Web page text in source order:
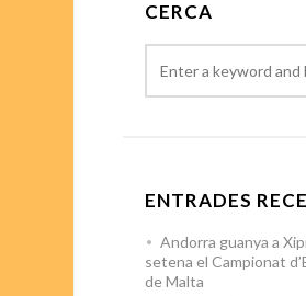
CERCA
ENTRADES
Andorra guanya a
setena el Campionat
de Malta